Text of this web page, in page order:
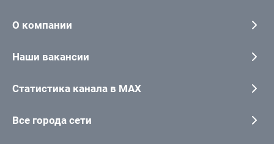
О компании
Наши вакансии
Статистика канала в MAX
Все города сети